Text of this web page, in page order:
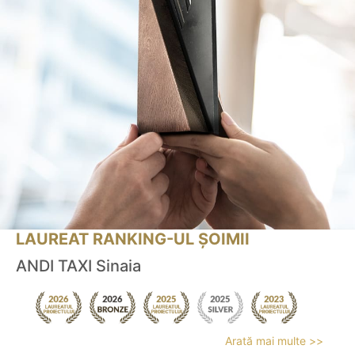
LAUREAT RANKING-UL ȘOIMII
ANDI TAXI Sinaia
Arată mai multe >>